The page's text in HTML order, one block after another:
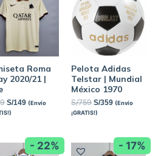
Roma
2020/21 |
S/149 (Envío
Pelota Adidas
Telstar | Mundial
México 1970
S/759 S/359 (Envío
¡GRATIS!)
- 22% - 17%